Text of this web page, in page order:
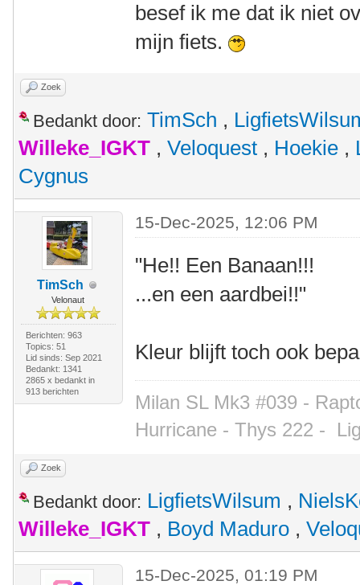
besef ik me dat ik niet
mijn fiets.
Zoek
Bedankt door: TimSch ,
Willeke_IGKT , Veloquest , Hoekie ,
Cygnus
TimSch
Velonaut
Berichten: 963
Topics: 51
Lid sinds: Sep 2021
Bedankt: 1341
2865 x bedankt in
913 berichten
15-Dec-2025, 12:06 PM
"He!! Een Banaan!!!
...en een aardbei!!"
Kleur blijft toch ook
Milan SL Mk3 #039 -
Hurricane - Thys 222 -
Zoek
Bedankt door: LigfietsWilsum ,
Willeke_IGKT , Boyd Maduro ,
15-Dec-2025, 01:19 PM